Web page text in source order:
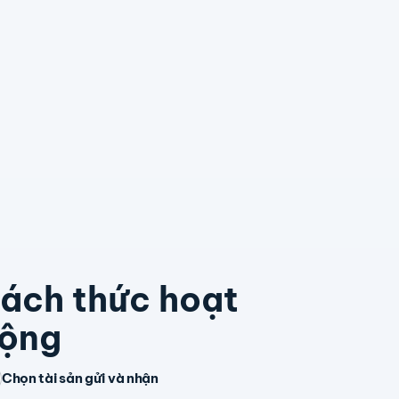
thức hoạt
Chọn tài sản gửi và nhận